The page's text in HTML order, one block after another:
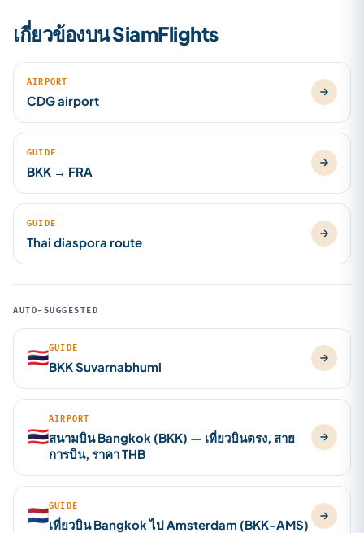
เกี่ยวข้องบน SiamFlights
AIRPORT
CDG airport
GUIDE
BKK → FRA
GUIDE
Thai diaspora route
AUTO-SUGGESTED
🇹🇭GUIDE
BKK Suvarnabhumi
🇹🇭
AIRPORT
สนามบิน Bangkok (BKK) — เที่ยวบินตรง, สาย
การบิน, ราคา THB
🇳🇱GUIDE
เที่ยวบิน Bangkok ไป Amsterdam (BKK-AMS)